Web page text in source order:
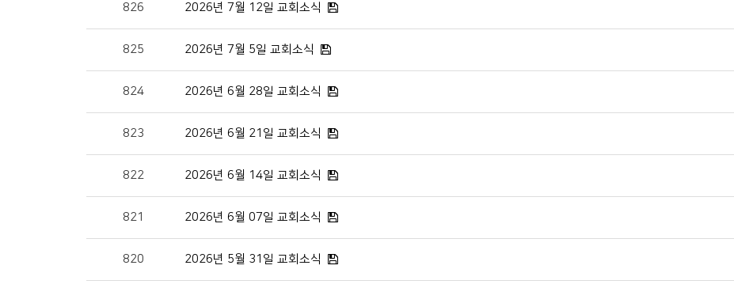
826 2026년 7월 12일 교회소식
825 2026년 7월 5일 교회소식
824 2026년 6월 28일 교회소식
823 2026년 6월 21일 교회소식
822 2026년 6월 14일 교회소식
821 2026년 6월 07일 교회소식
820 2026년 5월 31일 교회소식